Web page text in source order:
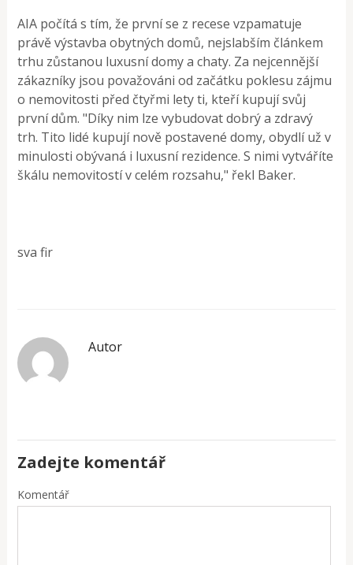
AIA počítá s tím, že první se z recese vzpamatuje
právě výstavba obytných domů, nejslabším článkem
trhu zůstanou luxusní domy a chaty. Za nejcennější
zákazníky jsou považováni od začátku poklesu zájmu
o nemovitosti před čtyřmi lety ti, kteří kupují svůj
první dům. "Díky nim lze vybudovat dobrý a zdravý
trh. Tito lidé kupují nově postavené domy, obydlí už v
minulosti obývaná i luxusní rezidence. S nimi vytváříte
škálu nemovitostí v celém rozsahu," řekl Baker.
sva fir
Autor
Zadejte komentář
Komentář